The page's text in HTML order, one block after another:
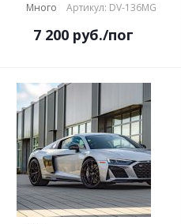
Много Артикул: DV-136MG
7 200 руб./пог